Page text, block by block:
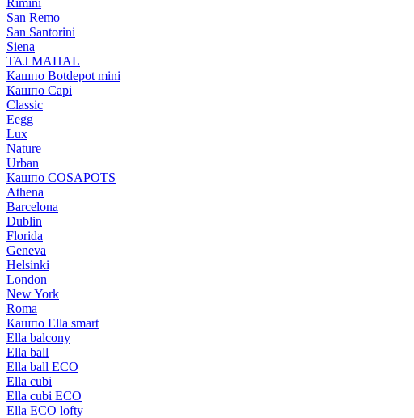
San Remo
San Santorini
Siena
TAJ MAHAL
Кашпо Botdepot mini
Кашпо Capi
Classic
Eegg
Lux
Nature
Urban
Кашпо COSAPOTS
Athena
Barcelona
Dublin
Florida
Geneva
Helsinki
London
New York
Roma
Кашпо Ella smart
Ella balcony
Ella ball
Ella ball ECO
Ella cubi
Ella cubi ECO
Ella ECO lofty